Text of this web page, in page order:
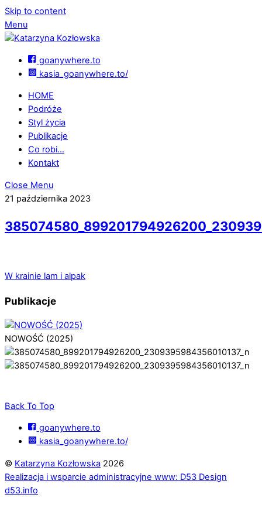
Skip to content
Menu
goanywhere.to
kasia_goanywhere.to/
HOME
Podróże
Styl życia
Publikacje
Co robi…
Kontakt
Close Menu
21 października 2023
W krainie lam i alpak
Publikacje
NOWOŚĆ (2025)
Back To Top
goanywhere.to
kasia_goanywhere.to/
© Katarzyna Kozłowska 2026
Realizacja i wsparcie administracyjne www: D53 Design
d53.info